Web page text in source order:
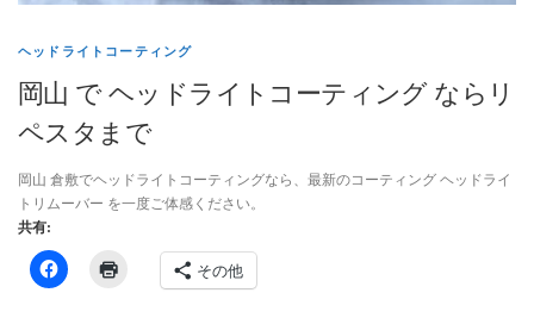
ヘッドライトコーティング
岡山 で ヘッドライトコーティング ならリ
ペスタまで
岡山 倉敷でヘッドライトコーティングなら、最新のコーティング ヘッドライ
トリムーバー を一度ご体感ください。
共有:
その他